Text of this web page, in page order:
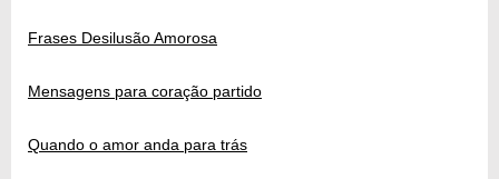
Frases Desilusão Amorosa
Mensagens para coração partido
Quando o amor anda para trás